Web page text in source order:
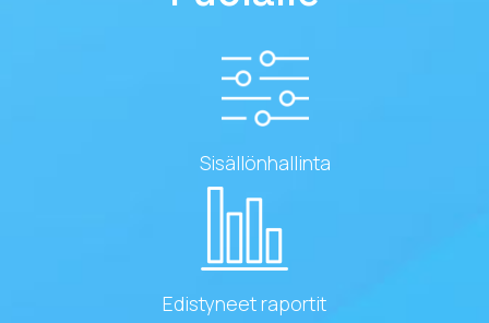
Sisällönhallinta
Edistyneet raportit